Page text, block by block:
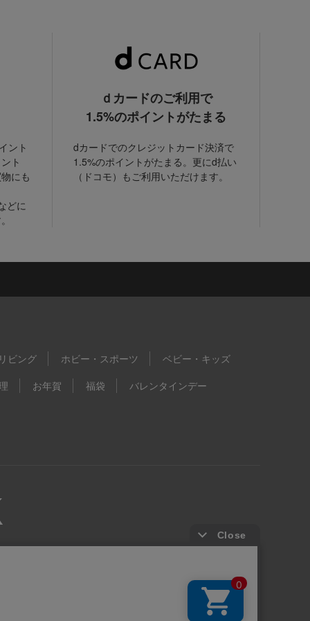
ント
ト
にも
どに
ｄカードのご利用で
1.5%のポイントがたまる
dカードでのクレジットカード決済で
1.5%のポイントがたまる。更にd払い
（ドコモ）もご利用いただけます。
ビング ホビー・スポーツ
ベビー・キッズ
お年賀 福袋 バレンタインデー